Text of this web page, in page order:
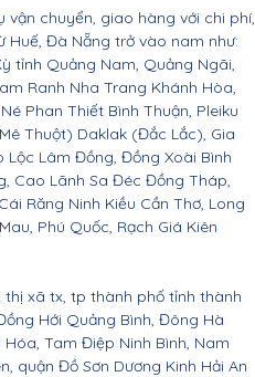
vận chuyển, giao hàng với chi phí,
Huế, Đà Nẵng trở vào nam như:
tỉnh Quảng Nam, Quảng Ngãi,
Ranh Nha Trang Khánh Hòa,
Phan Thiết Bình Thuận, Pleiku
Thuột) Daklak (Đắc Lắc), Gia
Lâm Đồng, Đồng Xoài Bình
Cao Lãnh Sa Đéc Đồng Tháp,
Răng Ninh Kiều Cần Thơ, Long
Phú Quốc, Rạch Giá Kiên
xã tx, tp thành phố tỉnh thành
Hới Quảng Bình, Đông Hà
Tam Điệp Ninh Bình, Nam
quận Đồ Sơn Dương Kinh Hải An